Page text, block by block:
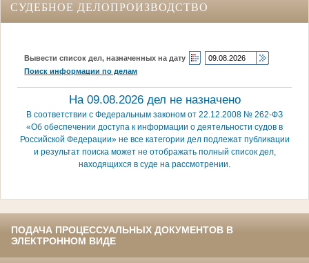
СУДЕБНОЕ ДЕЛОПРОИЗВОДСТВО
Вывести список дел, назначенных на дату
Поиск информации по делам
На 09.08.2026 дел не назначено
В соответствии с Федеральным законом от 22.12.2008 № 262-ФЗ
«Об обеспечении доступа к информации о деятельности судов в
Российской Федерации» не все категории дел подлежат публикации
и результат поиска может не отображать полный список дел,
находящихся в суде на рассмотрении.
ПОДАЧА ПРОЦЕССУАЛЬНЫХ ДОКУМЕНТОВ В
ЭЛЕКТРОННОМ ВИДЕ